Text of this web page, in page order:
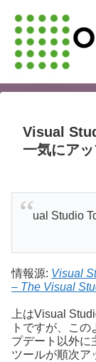
Visual
一気にア
ual Studio
情報源: Visual
– The Visual
上はVisual
トですが、こ
プデート以外に
ツールが順次ア